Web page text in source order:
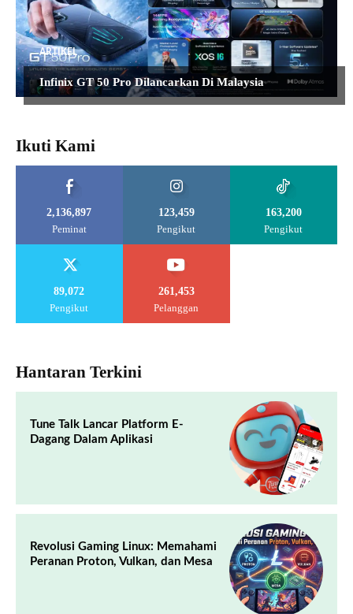
ARTIKEL
Infinix GT 50 Pro Dilancarkan Di Malaysia
Ikuti Kami
2,136,897
Peminat
123,459
Pengikut
163,200
Pengikut
89,072
Pengikut
261,453
Pelanggan
Hantaran Terkini
Tune Talk Lancar Platform E-
Dagang Dalam Aplikasi
Revolusi Gaming Linux: Memahami
Peranan Proton, Vulkan, dan Mesa